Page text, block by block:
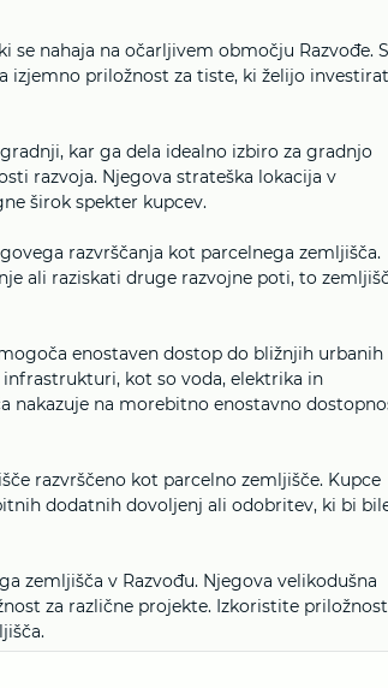
nahaja na očarljivem območju Razvođe. S
izjemno priložnost za tiste, ki želijo
kar ga dela idealno izbiro za gradnjo
razvoja. Njegova strateška lokacija v
širok spekter kupcev.
razvrščanja kot parcelnega zemljišča.
ali raziskati druge razvojne poti, to
enostaven dostop do bližnjih urbanih
kot so voda, elektrika in
nakazuje na morebitno enostavno
razvrščeno kot parcelno zemljišče. Kupce
dodatnih dovoljenj ali odobritev, ki bi
zemljišča v Razvođu. Njegova velikodušna
za različne projekte. Izkoristite